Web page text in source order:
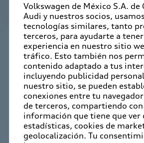
Volkswagen de México S.A. de
Audi y nuestros socios,
tecnologías similares, tanto
terceros, para ayudarte a
experiencia en nuestro sitio
tráfico. Esto también nos
contenido adaptado a tus
incluyendo publicidad
nuestro sitio, se pueden
conexiones entre tu
de terceros, compartiendo
información que tiene que ver
estadísticas, cookies de
geolocalización. Tu